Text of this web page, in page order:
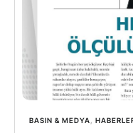
BASIN & MEDYA